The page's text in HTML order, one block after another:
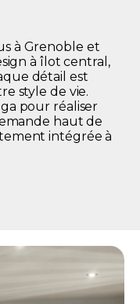
à Grenoble et
à îlot central,
détail est
style de vie.
pour réaliser
haut de
intégrée à